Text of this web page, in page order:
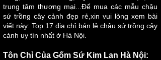
trung tâm thương mại...Để mua các mẫu chậu
sứ trồng cây cảnh đẹp rẻ,xin vui lòng xem bài
viết này:Top 17 địa chỉ bán lẻ chậu sứ trồng cây
cảnh uy tín nhất ở Hà Nội
Tôn Chỉ Của Gốm Sứ Kim Lan Hà Nội: